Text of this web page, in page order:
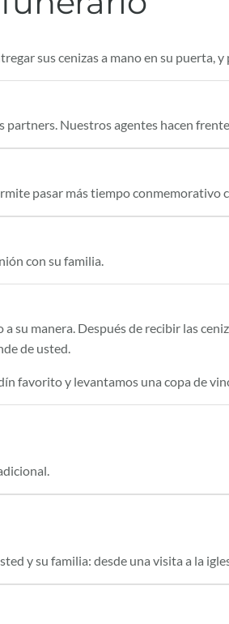
sus cenizas a mano en su puerta,
Nuestros agentes hacen
pasar más tiempo conmemorativo
con su familia.
manera. Después de recibir las
de usted.
favorito y levantamos una copa de
y su familia: desde una visita a la